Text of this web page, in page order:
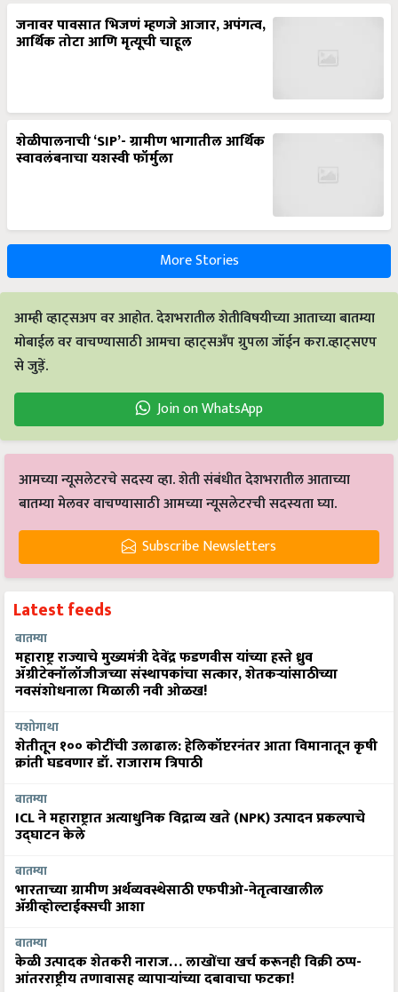
जनावर पावसात भिजणं म्हणजे आजार, अपंगत्व,
आर्थिक तोटा आणि मृत्यूची चाहूल
शेळीपालनाची ‘SIP’- ग्रामीण भागातील आर्थिक
स्वावलंबनाचा यशस्वी फॉर्मुला
More Stories
आम्ही व्हाट्सअप वर आहोत. देशभरातील शेतीविषयीच्या आताच्या बातम्या
मोबाईल वर वाचण्यासाठी आमचा व्हाट्सअँप ग्रुपला जॉईन करा.व्हाट्सएप
से जुड़ें.
Join on WhatsApp
आमच्या न्यूसलेटरचे सदस्य व्हा. शेती संबंधीत देशभरातील आताच्या
बातम्या मेलवर वाचण्यासाठी आमच्या न्यूसलेटरची सदस्यता घ्या.
Subscribe Newsletters
Latest feeds
बातम्या
महाराष्ट्र राज्याचे मुख्यमंत्री देवेंद्र फडणवीस यांच्या हस्ते ध्रुव
ॲग्रीटेक्नॉलॉजीजच्या संस्थापकांचा सत्कार, शेतकऱ्यांसाठीच्या
नवसंशोधनाला मिळाली नवी ओळख!
यशोगाथा
शेतीतून १०० कोटींची उलाढाल: हेलिकॉप्टरनंतर आता विमानातून कृषी
क्रांती घडवणार डॉ. राजाराम त्रिपाठी
बातम्या
ICL ने महाराष्ट्रात अत्याधुनिक विद्राव्य खते (NPK) उत्पादन प्रकल्पाचे
उद्घाटन केले
बातम्या
भारताच्या ग्रामीण अर्थव्यवस्थेसाठी एफपीओ-नेतृत्वाखालील
अ‍ॅग्रीव्होल्टाईक्सची आशा
बातम्या
केळी उत्पादक शेतकरी नाराज… लाखोंचा खर्च करूनही विक्री ठप्प-
आंतरराष्ट्रीय तणावासह व्यापाऱ्यांच्या दबावाचा फटका!